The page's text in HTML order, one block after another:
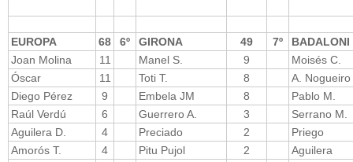
EUROPA 68 6º GIRONA 49 7º
BADALONI
Joan Molina
11 Manel S. 9
Moisés C.
Óscar
11 Toti T. 8
A. Nogueiro
Diego Pérez
9 Embela JM 8
Pablo M.
Raúl Verdú
6 Guerrero A. 3
Serrano M.
Aguilera D.
4 Preciado 2
Priego
Amorós T.
4 Pitu Pujol 2
Aguilera